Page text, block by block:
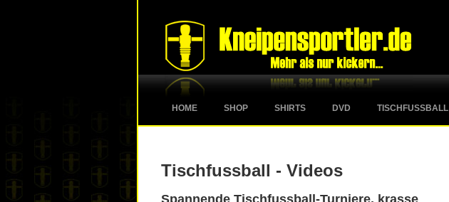
HOME SHOP SHIRTS DVD TISCHFUSSBALL
Tischfussball - Videos